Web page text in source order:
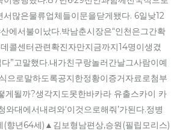
많은물류업체들이문을닫게됐다. 6일낮12
에서불이났다.박남춘시장은“인천은그간확
콜센터관련확진자만지금까지14명이생겼
”고말했다.내가친구랑놀러간날그사람이예
으로말하도록공지한정황이증거자료로첨부
게될까?생각지도못한바카라 유출스카이 카
와대에서내려와‘이것으로해줘’가된다.정병
(향년64세)▲김보형남편상,승원(필립모리스)